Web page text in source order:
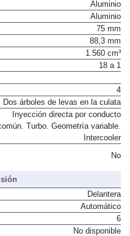
Aluminio
Aluminio
75 mm
88,3 mm
1.560 cm³
18 a 1
4
Dos árboles de levas en la culata
Inyección directa por conducto
Turbo. Geometría variable.
Intercooler
No
Delantera
Automático
6
No disponible